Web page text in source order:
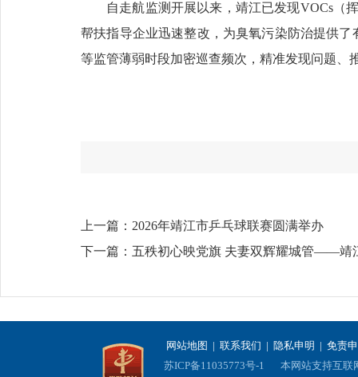
自走航监测开展以来，靖江已发现VOCs（
帮扶指导企业迅速整改，为臭氧污染防治提供
等监管薄弱时段加密巡查频次，精准发现问题、
上一篇： 2026年靖江市乒乓球联赛圆满举办
下一篇： 五秩初心映党旗 夫妻双辉耀城管——靖
网站地图 | 联系我们 | 隐私申明 | 免责
苏ICP备11035773号-1
本网站支持互联